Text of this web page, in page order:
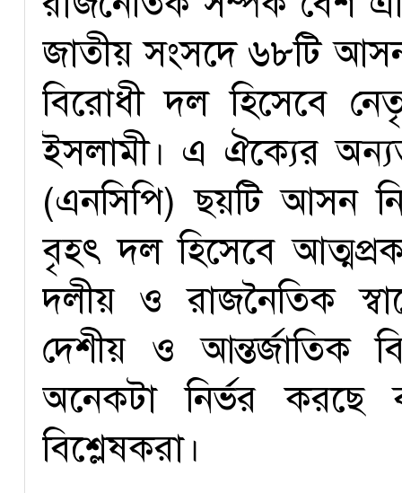
জাতীয় সংসদে ৬৮টি
বিরোধী দল হিসেবে
ইসলামী। এ ঐক্যের
(এনসিপি) ছয়টি আসন
বৃহৎ দল হিসেবে
দলীয় ও রাজনৈতিক
দেশীয় ও আন্তর্জাতিক
অনেকটা নির্ভর
বিশ্লেষকরা।